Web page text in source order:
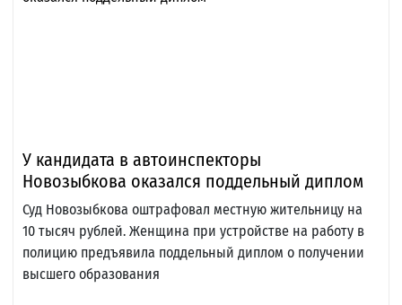
У кандидата в автоинспекторы
Новозыбкова оказался поддельный диплом
Суд Новозыбкова оштрафовал местную жительницу на
10 тысяч рублей. Женщина при устройстве на работу в
полицию предъявила поддельный диплом о получении
высшего образования